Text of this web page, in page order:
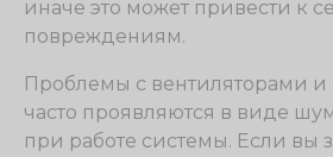
иначе это может привести к
повреждениям.
Проблемы с вентиляторами
часто проявляются в виде
при работе системы. Если вы